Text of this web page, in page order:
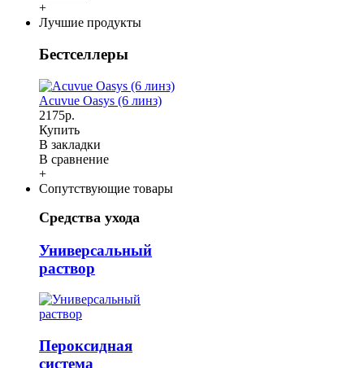
+
Лучшие продукты
Бестселлеры
Acuvue Oasys (6 линз)
2175р.
Купить
В закладки
В сравнение
+
Сопутствующие товары
Средства ухода
Универсальный
раствор
Пероксидная
система